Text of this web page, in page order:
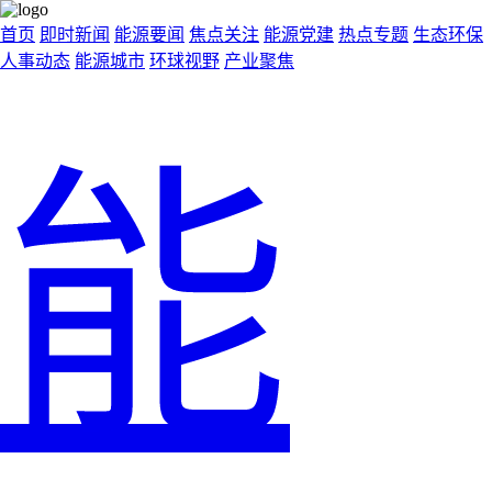
首页 即时新闻 能源要闻 焦点关注 能源党建 热点专题 生态环保
人事动态 能源城市 环球视野 产业聚焦
能